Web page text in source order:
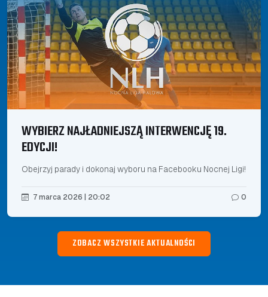
WYBIERZ NAJŁADNIEJSZĄ INTERWENCJĘ 19.
EDYCJI!
Obejrzyj parady i dokonaj wyboru na Facebooku Nocnej Ligi!
7 marca 2026 | 20:02 0
ZOBACZ WSZYSTKIE AKTUALNOŚCI